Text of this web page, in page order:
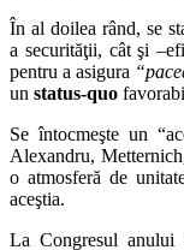
În al doilea rând, se
a securităţii, cât şi
pentru a asigura
un status-quo
Se întocmeşte un
Alexandru,
o atmosferă de
aceştia.
La Congresul anului